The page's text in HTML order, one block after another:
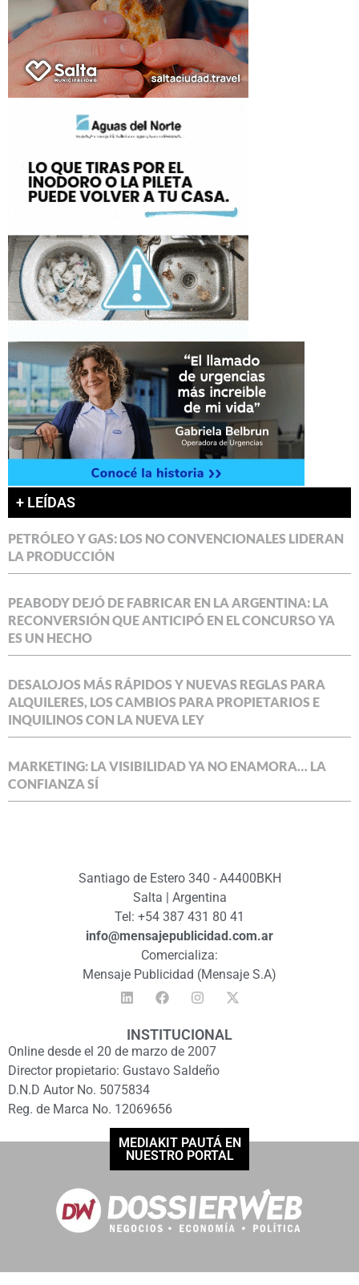
+ LEÍDAS
PETRÓLEO Y GAS: LOS NO CONVENCIONALES LIDERAN
LA PRODUCCIÓN
PEABODY DEJÓ DE FABRICAR EN LA ARGENTINA: LA
RECONVERSIÓN QUE ANTICIPÓ EN EL CONCURSO YA
ES UN HECHO
DESALOJOS MÁS RÁPIDOS Y NUEVAS REGLAS PARA
ALQUILERES, LOS CAMBIOS PARA PROPIETARIOS E
INQUILINOS CON LA NUEVA LEY
MARKETING: LA VISIBILIDAD YA NO ENAMORA… LA
CONFIANZA SÍ
Santiago de Estero 340 - A4400BKH
Salta | Argentina
Tel: +54 387 431 80 41
info@mensajepublicidad.com.ar
Comercializa:
Mensaje Publicidad (Mensaje S.A)
INSTITUCIONAL
Online desde el 20 de marzo de 2007
Director propietario: Gustavo Saldeño
D.N.D Autor No. 5075834
Reg. de Marca No. 12069656
MEDIAKIT PAUTÁ EN
NUESTRO PORTAL